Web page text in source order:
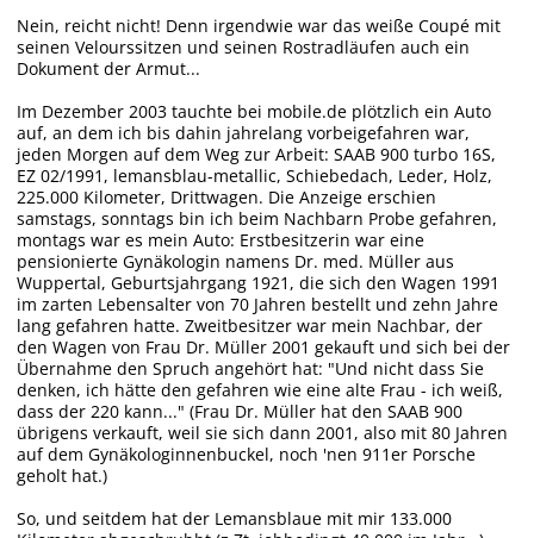
Nein, reicht nicht! Denn irgendwie war das weiße Coupé mit
seinen Velourssitzen und seinen Rostradläufen auch ein
Dokument der Armut...
Im Dezember 2003 tauchte bei mobile.de plötzlich ein Auto
auf, an dem ich bis dahin jahrelang vorbeigefahren war,
jeden Morgen auf dem Weg zur Arbeit: SAAB 900 turbo 16S,
EZ 02/1991, lemansblau-metallic, Schiebedach, Leder, Holz,
225.000 Kilometer, Drittwagen. Die Anzeige erschien
samstags, sonntags bin ich beim Nachbarn Probe gefahren,
montags war es mein Auto: Erstbesitzerin war eine
pensionierte Gynäkologin namens Dr. med. Müller aus
Wuppertal, Geburtsjahrgang 1921, die sich den Wagen 1991
im zarten Lebensalter von 70 Jahren bestellt und zehn Jahre
lang gefahren hatte. Zweitbesitzer war mein Nachbar, der
den Wagen von Frau Dr. Müller 2001 gekauft und sich bei der
Übernahme den Spruch angehört hat: "Und nicht dass Sie
denken, ich hätte den gefahren wie eine alte Frau - ich weiß,
dass der 220 kann..." (Frau Dr. Müller hat den SAAB 900
übrigens verkauft, weil sie sich dann 2001, also mit 80 Jahren
auf dem Gynäkologinnenbuckel, noch 'nen 911er Porsche
geholt hat.)
So, und seitdem hat der Lemansblaue mit mir 133.000